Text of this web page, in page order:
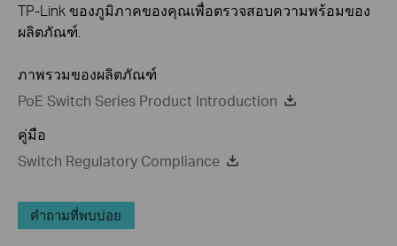
TP-Link ของภูมิภาคของคุณเพื่อตรวจสอบความพร้อมของ
ผลิตภัณฑ์.
ภาพรวมของผลิตภัณฑ์
PoE Switch Series Product Introduction
คู่มือ
Switch Regulatory Compliance
คำถามที่พบบ่อย